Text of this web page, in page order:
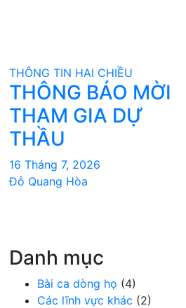
THÔNG TIN HAI CHIỀU
THÔNG BÁO MỜI
THAM GIA DỰ
THẦU
16 Tháng 7, 2026
Đỗ Quang Hòa
Danh mục
Bài ca dòng họ (4)
Các lĩnh vực khác (2)